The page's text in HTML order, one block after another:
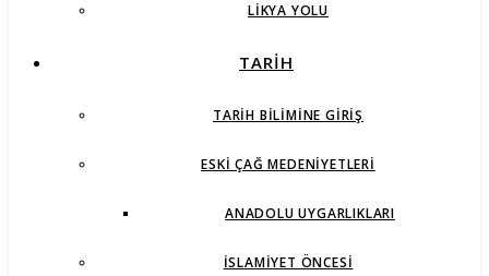
LIKYA YOLU
TARİH
TARIH BILIMINE GIRIŞ
ESKI ÇAĞ MEDENIYETLERI
ANADOLU UYGARLIKLARI
İSLAMIYET ÖNCESI